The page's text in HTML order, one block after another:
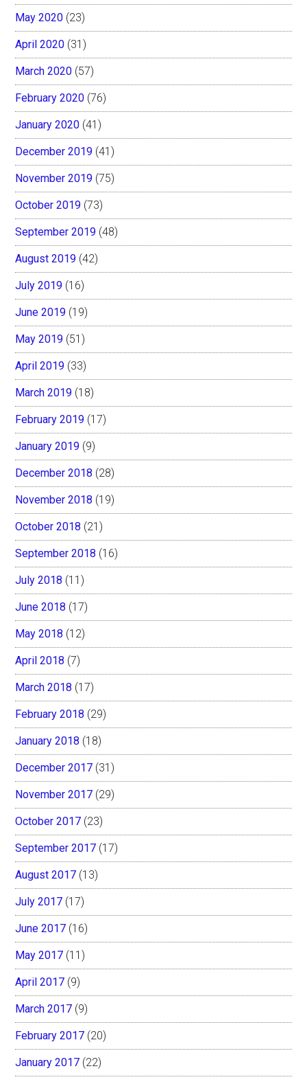
May 2020 (23)
April 2020 (31)
March 2020 (57)
February 2020 (76)
January 2020 (41)
December 2019 (41)
November 2019 (75)
October 2019 (73)
September 2019 (48)
August 2019 (42)
July 2019 (16)
June 2019 (19)
May 2019 (51)
April 2019 (33)
March 2019 (18)
February 2019 (17)
January 2019 (9)
December 2018 (28)
November 2018 (19)
October 2018 (21)
September 2018 (16)
July 2018 (11)
June 2018 (17)
May 2018 (12)
April 2018 (7)
March 2018 (17)
February 2018 (29)
January 2018 (18)
December 2017 (31)
November 2017 (29)
October 2017 (23)
September 2017 (17)
August 2017 (13)
July 2017 (17)
June 2017 (16)
May 2017 (11)
April 2017 (9)
March 2017 (9)
February 2017 (20)
January 2017 (22)